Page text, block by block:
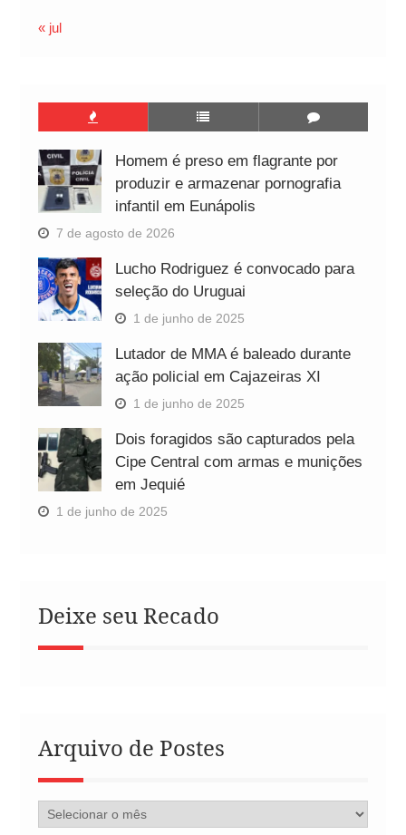
« jul
Homem é preso em flagrante por
produzir e armazenar pornografia
infantil em Eunápolis
7 de agosto de 2026
Lucho Rodriguez é convocado para
seleção do Uruguai
1 de junho de 2025
Lutador de MMA é baleado durante
ação policial em Cajazeiras XI
1 de junho de 2025
Dois foragidos são capturados pela
Cipe Central com armas e munições
em Jequié
1 de junho de 2025
Deixe seu Recado
Arquivo de Postes
Arquivo
de